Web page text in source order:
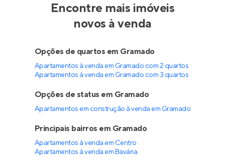
Encontre mais imóveis
novos à venda
Opções de quartos em Gramado
Apartamentos à venda em Gramado com 2 quartos
Apartamentos à venda em Gramado com 3 quartos
Opções de status em Gramado
Apartamentos em construção à venda em Gramado
Principais bairros em Gramado
Apartamentos à venda em Centro
Apartamentos à venda em Bavária